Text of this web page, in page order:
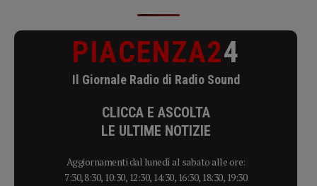
PIACENZA24
Il Giornale Radio di Radio Sound
CLICCA E ASCOLTA
LE ULTIME NOTIZIE
Aggiornamenti dal lunedì al sabato alle ore:
7:30, 8:30, 10:30, 12:30, 14:30, 16:30, 18:30, 19:30